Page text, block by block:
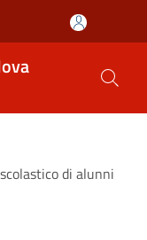
di alunni